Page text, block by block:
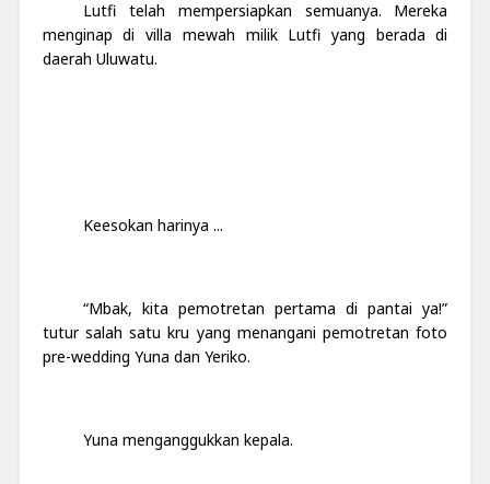
Lutfi telah mempersiapkan semuanya. Mereka
menginap di villa mewah milik Lutfi yang berada di
daerah Uluwatu.
Keesokan harinya ...
“Mbak, kita pemotretan pertama di pantai ya!”
tutur salah satu kru yang menangani pemotretan foto
pre-wedding Yuna dan Yeriko.
Yuna menganggukkan kepala.